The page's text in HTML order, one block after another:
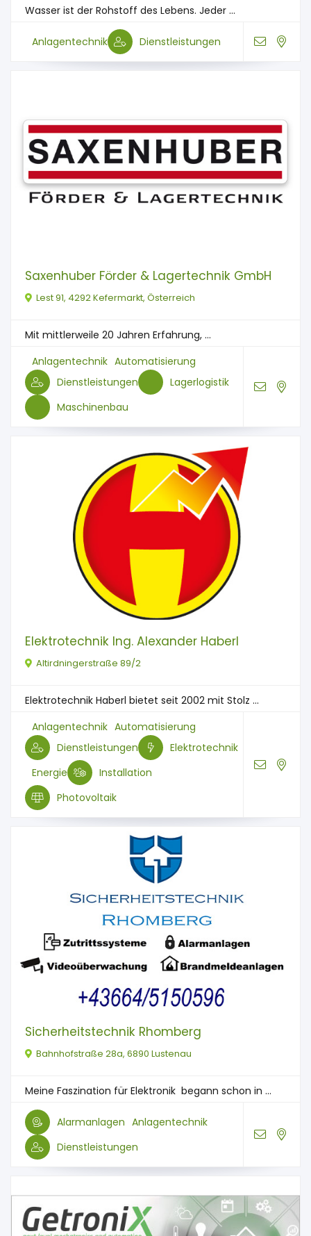
Wasser ist der Rohstoff des Lebens. Jeder ...
Anlagentechnik Dienstleistungen
Saxenhuber Förder & Lagertechnik GmbH
Lest 91, 4292 Kefermarkt, Österreich
Mit mittlerweile 20 Jahren Erfahrung, ...
Anlagentechnik Automatisierung
Dienstleistungen
Lagerlogistik
Maschinenbau
Elektrotechnik Ing. Alexander Haberl
Altirdningerstraße 89/2
Elektrotechnik Haberl bietet seit 2002 mit Stolz ...
Anlagentechnik Automatisierung
Dienstleistungen
Elektrotechnik
Energie
Installation
Photovoltaik
Sicherheitstechnik Rhomberg
Bahnhofstraße 28a, 6890 Lustenau
Meine Faszination für Elektronik begann schon in ...
Alarmanlagen Anlagentechnik
Dienstleistungen